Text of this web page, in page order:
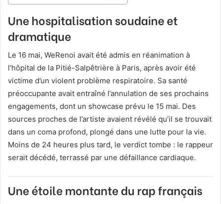
Une hospitalisation soudaine et
dramatique
Le 16 mai, WeRenoi avait été admis en réanimation à
l’hôpital de la Pitié-Salpêtrière à Paris, après avoir été
victime d’un violent problème respiratoire. Sa santé
préoccupante avait entraîné l’annulation de ses prochains
engagements, dont un showcase prévu le 15 mai. Des
sources proches de l’artiste avaient révélé qu’il se trouvait
dans un coma profond, plongé dans une lutte pour la vie.
Moins de 24 heures plus tard, le verdict tombe : le rappeur
serait décédé, terrassé par une défaillance cardiaque.
Une étoile montante du rap français